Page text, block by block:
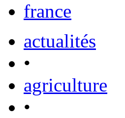
france
actualités
•
agriculture
•